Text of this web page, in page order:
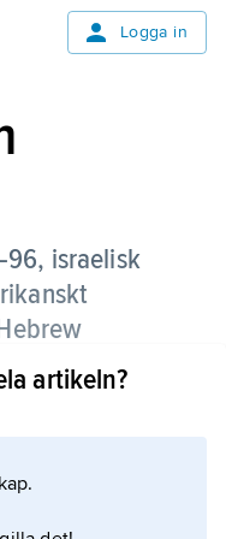
Logga in
israelisk
Integration of
artikeln?